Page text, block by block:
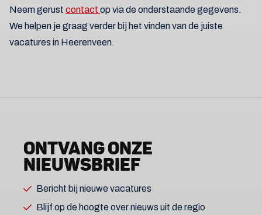
Neem gerust contact op via de onderstaande gegevens.
We helpen je graag verder bij het vinden van de juiste
vacatures in Heerenveen.
ONTVANG ONZE
NIEUWSBRIEF
Bericht bij nieuwe vacatures
Blijf op de hoogte over nieuws uit de regio